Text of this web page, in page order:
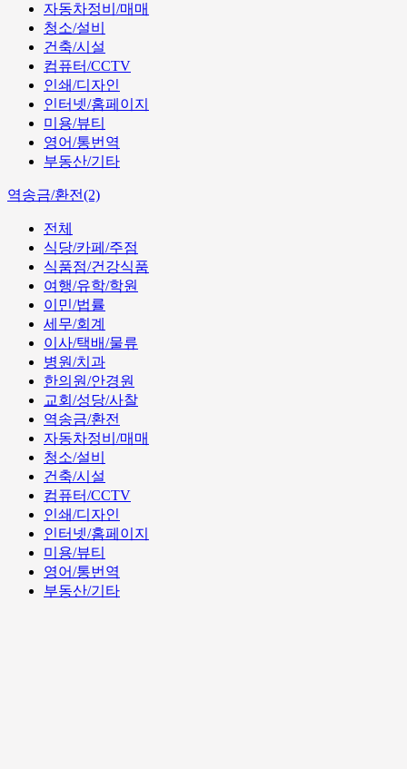
자동차정비/매매
청소/설비
건축/시설
컴퓨터/CCTV
인쇄/디자인
인터넷/홈페이지
미용/뷰티
영어/통번역
부동산/기타
역송금/환전(2)
전체
식당/카페/주점
식품점/건강식품
여행/유학/학원
이민/법률
세무/회계
이사/택배/물류
병원/치과
한의원/안경원
교회/성당/사찰
역송금/환전
자동차정비/매매
청소/설비
건축/시설
컴퓨터/CCTV
인쇄/디자인
인터넷/홈페이지
미용/뷰티
영어/통번역
부동산/기타